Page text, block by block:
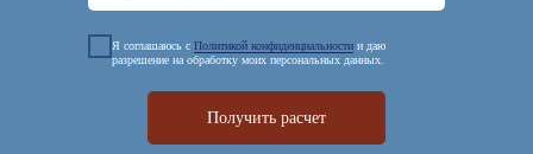
Я соглашаюсь с Политикой конфиденциальности и даю
разрешение на обработку моих персональных данных.
Получить расчет